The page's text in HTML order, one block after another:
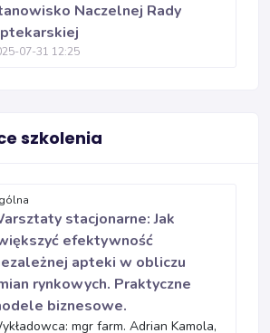
Naczelnej Rady
07-31 12:25
szkolenia
stacjonarne: Jak
efektywność
apteki w obliczu
rynkowych. Praktyczne
biznesowe.
mgr farm. Adrian Kamola,